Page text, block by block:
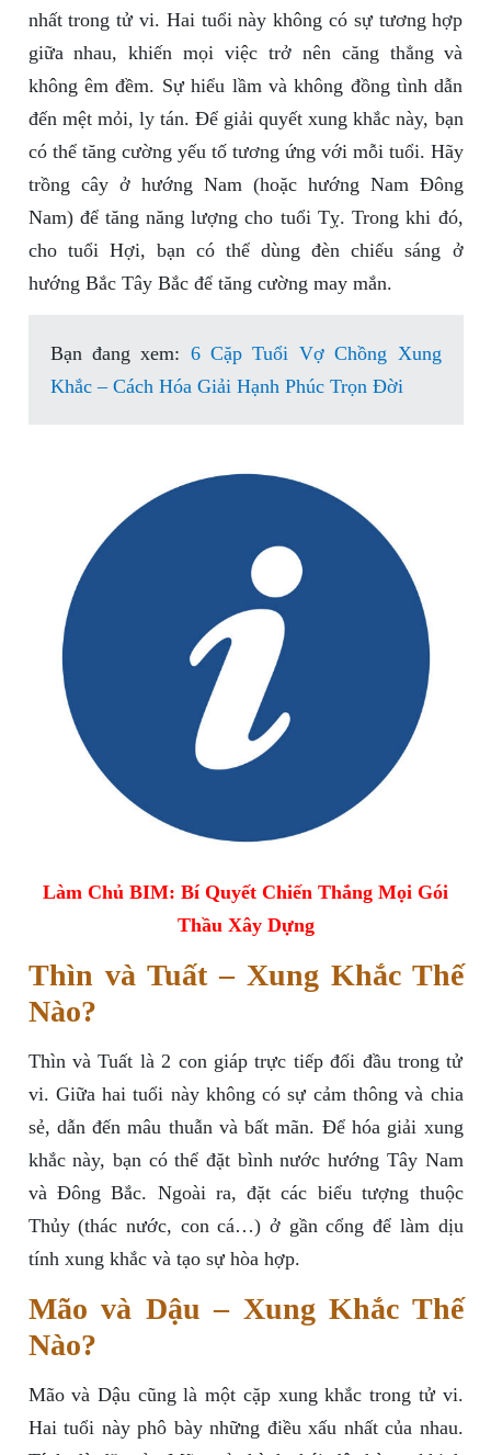
nhất trong tử vi. Hai tuổi này không có sự tương hợp
giữa nhau, khiến mọi việc trở nên căng thẳng và
không êm đềm. Sự hiểu lầm và không đồng tình dẫn
đến mệt mỏi, ly tán. Để giải quyết xung khắc này, bạn
có thể tăng cường yếu tố tương ứng với mỗi tuổi. Hãy
trồng cây ở hướng Nam (hoặc hướng Nam Đông
Nam) để tăng năng lượng cho tuổi Tỵ. Trong khi đó,
cho tuổi Hợi, bạn có thể dùng đèn chiếu sáng ở
hướng Bắc Tây Bắc để tăng cường may mắn.
Bạn đang xem: 6 Cặp Tuổi Vợ Chồng Xung
Khắc – Cách Hóa Giải Hạnh Phúc Trọn Đời
Làm Chủ BIM: Bí Quyết Chiến Thắng Mọi Gói
Thầu Xây Dựng
Thìn và Tuất – Xung Khắc Thế
Nào?
Thìn và Tuất là 2 con giáp trực tiếp đối đầu trong tử
vi. Giữa hai tuổi này không có sự cảm thông và chia
sẻ, dẫn đến mâu thuẫn và bất mãn. Để hóa giải xung
khắc này, bạn có thể đặt bình nước hướng Tây Nam
và Đông Bắc. Ngoài ra, đặt các biểu tượng thuộc
Thủy (thác nước, con cá…) ở gần cổng để làm dịu
tính xung khắc và tạo sự hòa hợp.
Mão và Dậu – Xung Khắc Thế
Nào?
Mão và Dậu cũng là một cặp xung khắc trong tử vi.
Hai tuổi này phô bày những điều xấu nhất của nhau.